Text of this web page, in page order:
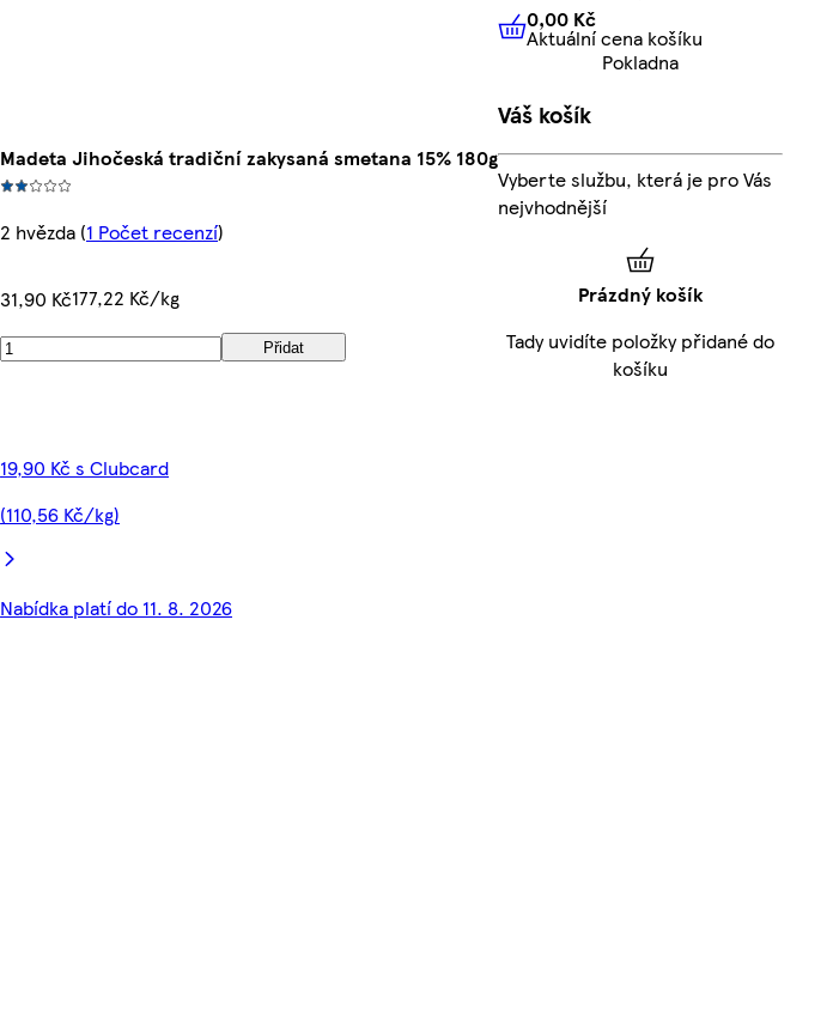
Madeta Jihočeská tradiční zakysaná smetana 15% 180g
2 hvězda (1 Počet recenzí)
31,90 Kč177,22 Kč/kg
Přidat
19,90 Kč s Clubcard
(110,56 Kč/kg)
Nabídka platí do 11. 8. 2026
0,00 KčAktuální cena košíku
0,00 Kč
Aktuální cena košíku
Pokladna
Váš košík
Vyberte službu, která je pro Vás
nejvhodnější
Prázdný košík
Tady uvidíte položky přidané do
košíku